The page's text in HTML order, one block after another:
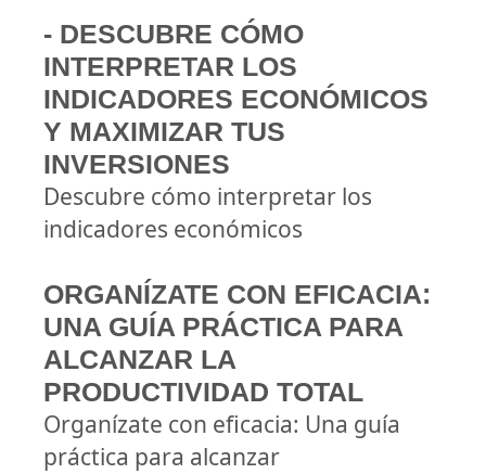
- DESCUBRE CÓMO
INTERPRETAR LOS
INDICADORES ECONÓMICOS
Y MAXIMIZAR TUS
INVERSIONES
Descubre cómo interpretar los
indicadores económicos
ORGANÍZATE CON EFICACIA:
UNA GUÍA PRÁCTICA PARA
ALCANZAR LA
PRODUCTIVIDAD TOTAL
Organízate con eficacia: Una guía
práctica para alcanzar